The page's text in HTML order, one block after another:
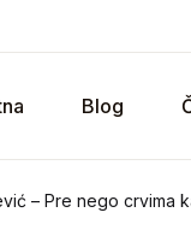
Blog
– Pre nego crvima